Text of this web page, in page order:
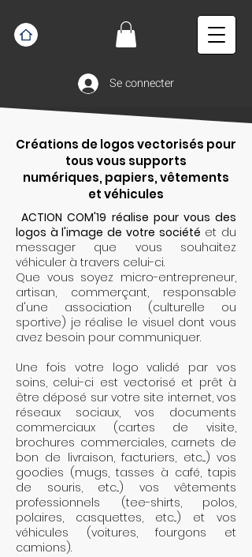
Se connecter
Créations de logos vectorisés pour
tous vous supports
numériques, papiers, vêtements
et véhicules
ACTION COM'19 réalise pour vous des
logos à l'image de votre société et du
messager que vous souhaitez
véhiculer à travers celui-ci.
Que vous soyez micro-entrepreneur,
artisan, commerçant, responsable
d'une association (culturelle ou
sportive) je réalise le visuel dont vous
avez besoin pour communiquer.
Une fois votre logo validé par vos
soins, celui-ci est vectorisé et prêt à
être déposé sur votre site internet, vos
réseaux sociaux, vos documents
commerciaux (cartes de visite,
brochures commerciales, carnets de
bon de livraison, facturiers, etc....) vos
goodies (mugs, tasses à café, tapis
de souris, etc...) vos vêtements
professionnels (tee-shirts, polos,
polaires, casquettes, etc...) et vos
véhicules (voitures, fourgons et
camions).